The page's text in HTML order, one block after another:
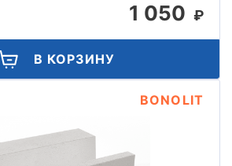
1 050 ₽
В КОРЗИНУ
BONOLIT